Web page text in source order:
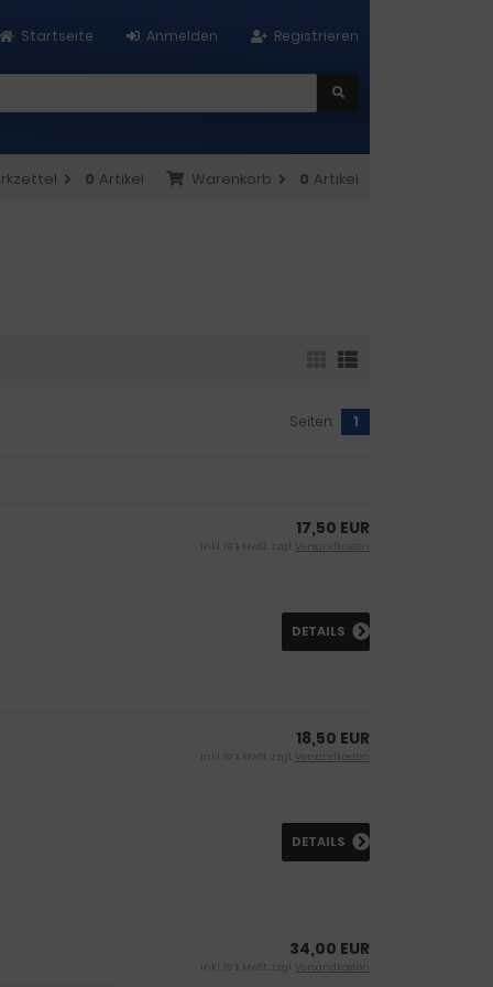
Registrieren
Anmelden
Startseite
Warenkorb 0 Artikel
0 Artikel
Seiten: 1
17,50 EUR
inkl. 19 % MwSt. zzgl. Versandkosten
DETAILS
18,50 EUR
inkl. 19 % MwSt. zzgl. Versandkosten
DETAILS
34,00 EUR
inkl. 19 % MwSt. zzgl. Versandkosten